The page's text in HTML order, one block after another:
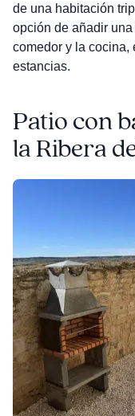
de una habitación
opción de añadir
comedor y la cocina,
estancias.
Patio con
la Ribera